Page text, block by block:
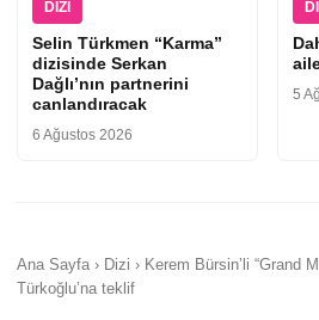
DIZI
Selin Türkmen “Karma”
dizisinde Serkan
Dağlı’nın partnerini
canlandıracak
6 Ağustos 2026
5
Ana Sayfa › Dizi › Kerem Bürsin’li “Grand
Türkoğlu’na teklif